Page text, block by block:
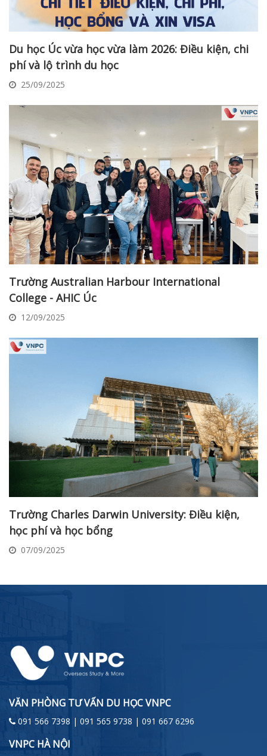
Du học Úc vừa học vừa làm 2026: Điều kiện, chi
phí và lộ trình du học
25/09/2025
Trường Australian Harbour International
College - AHIC Úc
12/09/2025
Trường Charles Darwin University: Điều kiện,
học phí và học bổng
07/09/2025
VĂN PHÒNG TƯ VẤN DU HỌC VNPC
091 566 7398 | 091 565 9738 | 091 667 6296
VNPC HÀ NỘI